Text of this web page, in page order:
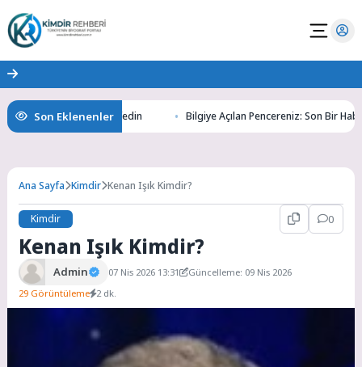
Son Eklenenler
Gizemlerini Keşfedin Bilgiye Açılan Pencereniz: Son Bir Haber ile
Ana Sayfa Kimdir Kenan Işık Kimdir?
Kimdir 0
Kenan Işık Kimdir?
Admin 07 Nis 2026 13:31
Güncelleme: 09 Nis 2026
29 Görüntüleme 2 dk.